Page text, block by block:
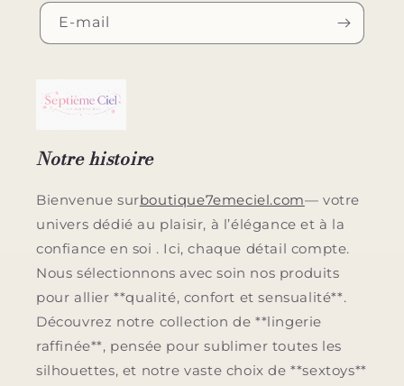
E-mail
Notre histoire
Bienvenue surboutique7emeciel.com— votre
univers dédié au plaisir, à l’élégance et à la
confiance en soi . Ici, chaque détail compte.
Nous sélectionnons avec soin nos produits
pour allier **qualité, confort et sensualité**.
Découvrez notre collection de **lingerie
raffinée**, pensée pour sublimer toutes les
silhouettes, et notre vaste choix de **sextoys**